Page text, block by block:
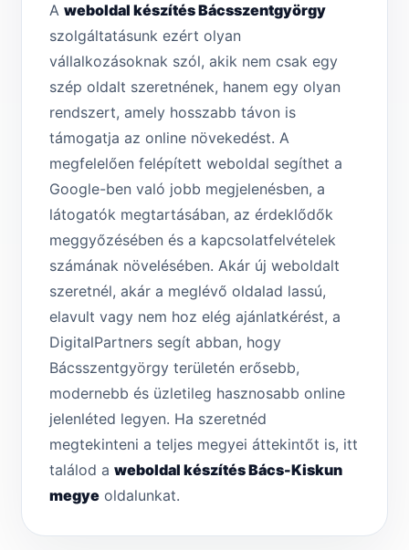
A weboldal készítés Bácsszentgyörgy
szolgáltatásunk ezért olyan
vállalkozásoknak szól, akik nem csak egy
szép oldalt szeretnének, hanem egy olyan
rendszert, amely hosszabb távon is
támogatja az online növekedést. A
megfelelően felépített weboldal segíthet a
Google-ben való jobb megjelenésben, a
látogatók megtartásában, az érdeklődők
meggyőzésében és a kapcsolatfelvételek
számának növelésében. Akár új weboldalt
szeretnél, akár a meglévő oldalad lassú,
elavult vagy nem hoz elég ajánlatkérést, a
DigitalPartners segít abban, hogy
Bácsszentgyörgy területén erősebb,
modernebb és üzletileg hasznosabb online
jelenléted legyen. Ha szeretnéd
megtekinteni a teljes megyei áttekintőt is, itt
találod a weboldal készítés Bács-Kiskun
megye oldalunkat.